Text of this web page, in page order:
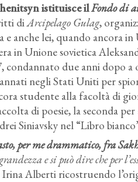
istituisce ilFondo di
diArcipelago Gulag,
anche lei, quando ancora
in Unione sovietica
condannato due anni dopo
negli Stati Uniti per
studente alla facoltà di
di poesie, la seconda
Siniavsky nel “Libro
per me drammatico, fra
e si può dire che per
Irina Alberti ricostruendo